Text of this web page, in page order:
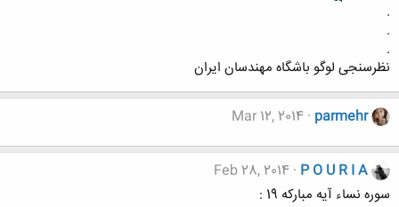
.
.
.
نظرسنجی لوگو باشگاه مهندسان ایران
parmehr
Mar 12, 2014
P O U R I A
Feb 28, 2014
سوره نساء آیه مبارکه 19 :